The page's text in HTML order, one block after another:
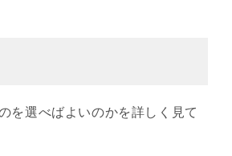
を選べばよいのかを詳しく見て